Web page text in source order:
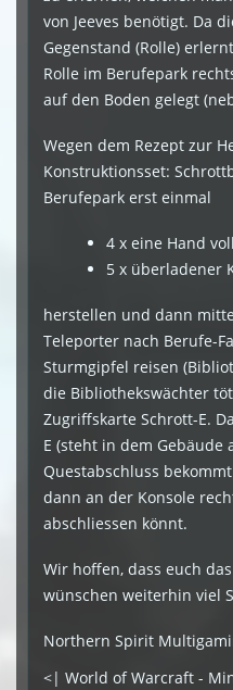
von Jeeves benötigt. Da
Gegenstand (Rolle)
Rolle im Berufepark
auf den Boden gelegt
Wegen dem Rezept zur
Konstruktionsset:
Berufepark erst einmal
4 x eine Hand
5 x überladener
herstellen und dann
Teleporter nach Berufe-
Sturmgipfel reisen
die Bibliothekswächter
Zugriffskarte Schrott-E.
E (steht in dem Gebäude
Questabschluss
dann an der Konsole
abschliessen könnt.
Wir hoffen, dass euch
wünschen weiterhin viel
Northern Spirit
<| World of Warcraft -